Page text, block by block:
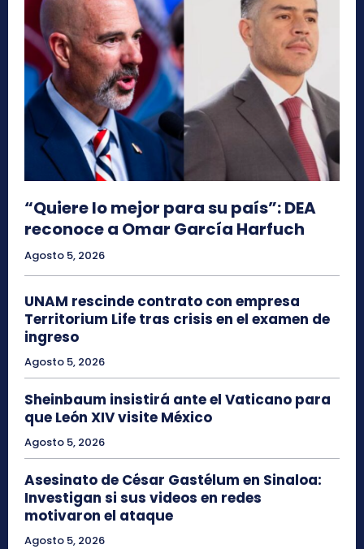
“Quiere lo mejor para su país”: DEA
reconoce a Omar García Harfuch
Agosto 5, 2026
UNAM rescinde contrato con empresa
Territorium Life tras crisis en el examen de
ingreso
Agosto 5, 2026
Sheinbaum insistirá ante el Vaticano para
que León XIV visite México
Agosto 5, 2026
Asesinato de César Gastélum en Sinaloa:
Investigan si sus videos en redes
motivaron el ataque
Agosto 5, 2026